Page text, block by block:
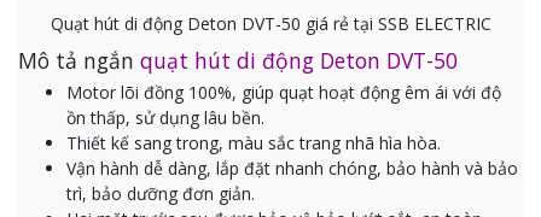
Quạt hút di động Deton DVT-50 giá rẻ tại SSB ELECTRIC
Mô tả ngắn quạt hút di động Deton DVT-50
Motor lõi đồng 100%, giúp quạt hoạt động êm ái với độ
ồn thấp, sử dụng lâu bền.
Thiết kế sang trong, màu sắc trang nhã hìa hòa.
Vận hành dễ dàng, lắp đặt nhanh chóng, bảo hành và bảo
trì, bảo dưỡng đơn giản.